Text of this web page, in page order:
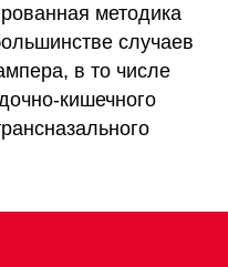
методика
случаев
в то числе
кишечного